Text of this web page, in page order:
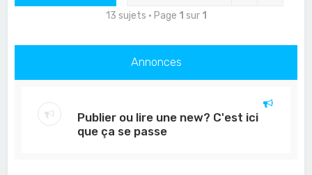
13 sujets • Page 1 sur 1
Annonces
Publier ou lire une new? C'est ici
que ça se passe